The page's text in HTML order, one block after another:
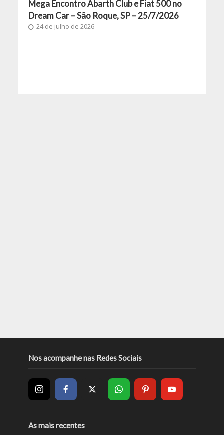
Mega Encontro Abarth Club e Fiat 500 no
Dream Car – São Roque, SP – 25/7/2026
24 de julho de 2026
Nos acompanhe nas Redes Sociais
As mais recentes